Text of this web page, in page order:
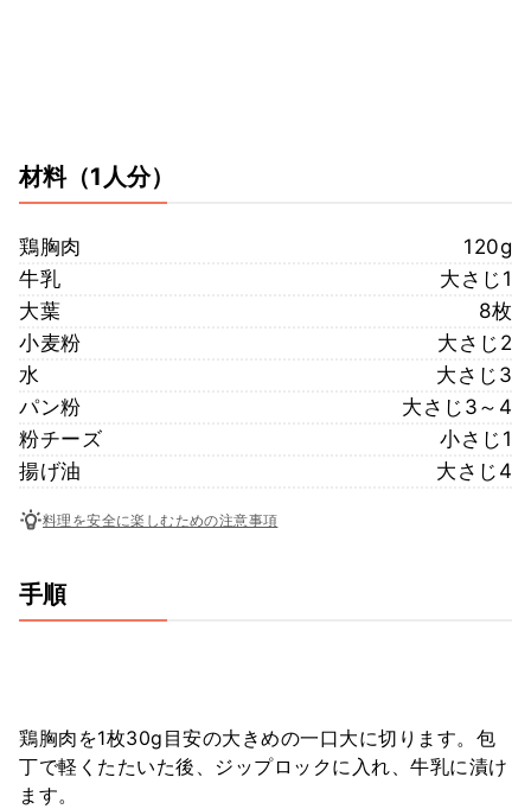
材料（1人分）
鶏胸肉
120g
牛乳
大さじ1
大葉
8枚
小麦粉
大さじ2
水
大さじ3
パン粉
大さじ3～4
粉チーズ
小さじ1
揚げ油
大さじ4
料理を安全に楽しむための注意事項
手順
鶏胸肉を1枚30g目安の大きめの一口大に切ります。包
丁で軽くたたいた後、ジップロックに入れ、牛乳に漬け
ます。